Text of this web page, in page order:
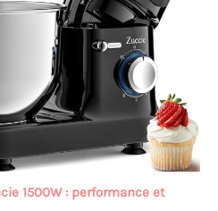
1500W : performance et